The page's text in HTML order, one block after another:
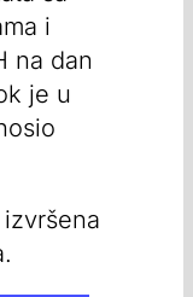
i
na dan
je u